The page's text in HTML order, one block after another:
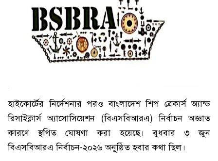
হাইকোর্টের নির্দেশনার পরও বাংলাদেশ শিপ ব্রেকার্স অ্যান্ড
রিসাইক্লার্স অ্যাসোসিয়েশন (বিএসবিআরএ) নির্বাচন অজ্ঞাত
কারণে স্থগিত ঘোষণা করা হয়েছে। বুধবার ৩ জুন
বিএসবিআরএ নির্বাচন-২০২৬ অনুষ্ঠিত হবার কথা ছিল।